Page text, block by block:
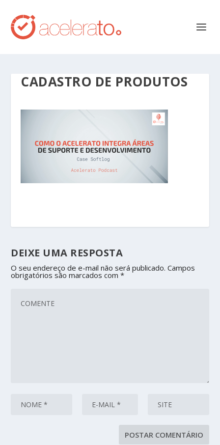
CADASTRO DE PRODUTOS
DEIXE UMA RESPOSTA
O seu endereço de e-mail não será publicado. Campos
obrigatórios são marcados com*